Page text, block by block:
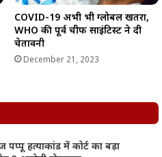
COVID-19 अभी भी ग्लोबल खतरा,
WHO की पूर्व चीफ साइंटिस्ट ने दी
चेतावनी
December 21, 2023
पप्पू हत्याकांड में कोर्ट का बड़ा